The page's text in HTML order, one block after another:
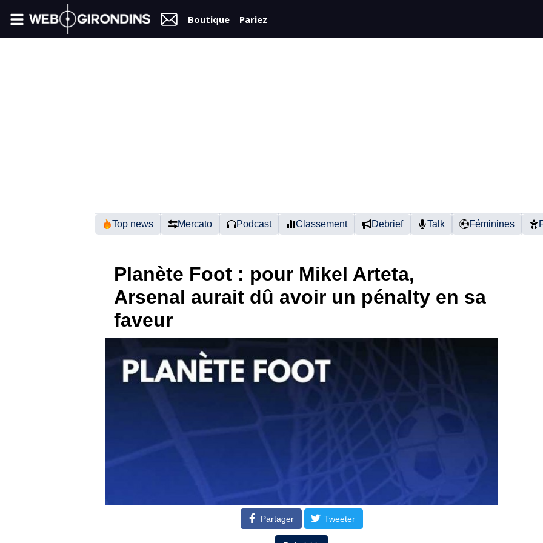
Boutique Pariez
Top news Mercato Podcast Classement Debrief Talk Féminines
Planète Foot : pour Mikel Arteta,
Arsenal aurait dû avoir un pénalty en sa
faveur
Partager Tweeter